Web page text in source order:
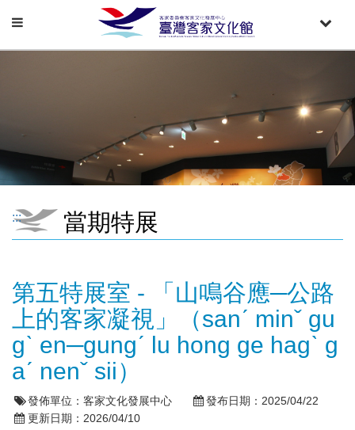
Toggle
Toggle
::: 當期特展
第五特展室 - 「山鳴谷應─公路
上的客家凝視」（sanˊ minˇ gu
gˋ en─gungˊ lu hong ge hagˋ g
aˊ nenˇ sii）
發佈單位： 客家文化發展中心 發布日期： 2025/04/22
更新日期： 2026/04/10